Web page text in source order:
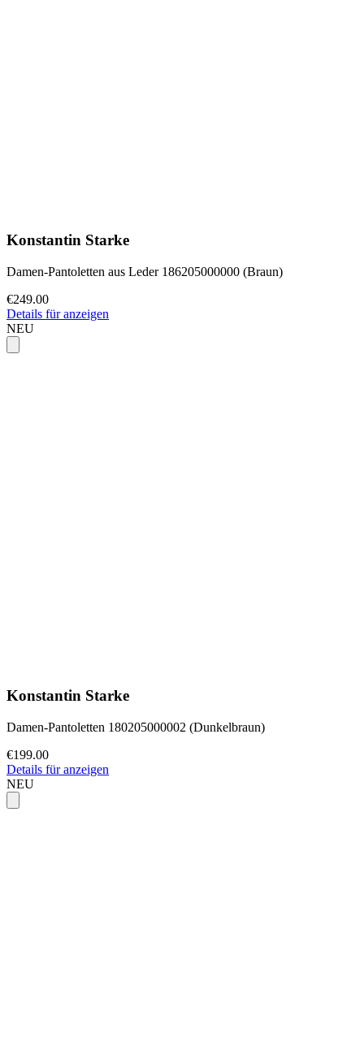
Konstantin Starke
Damen-Pantoletten aus Leder 186205000000 (Braun)
€249.00
Details für anzeigen
NEU
Konstantin Starke
Damen-Pantoletten 180205000002 (Dunkelbraun)
€199.00
Details für anzeigen
NEU